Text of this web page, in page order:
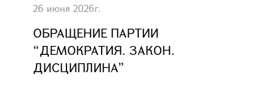
26 июня 2026г.
ОБРАЩЕНИE ПАРТИИ
“ДЕМОКРАТИЯ. ЗАКОН.
ДИСЦИПЛИНА”